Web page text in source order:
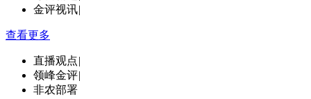
金评视讯|
查看更多
直播观点|
领峰金评|
非农部署